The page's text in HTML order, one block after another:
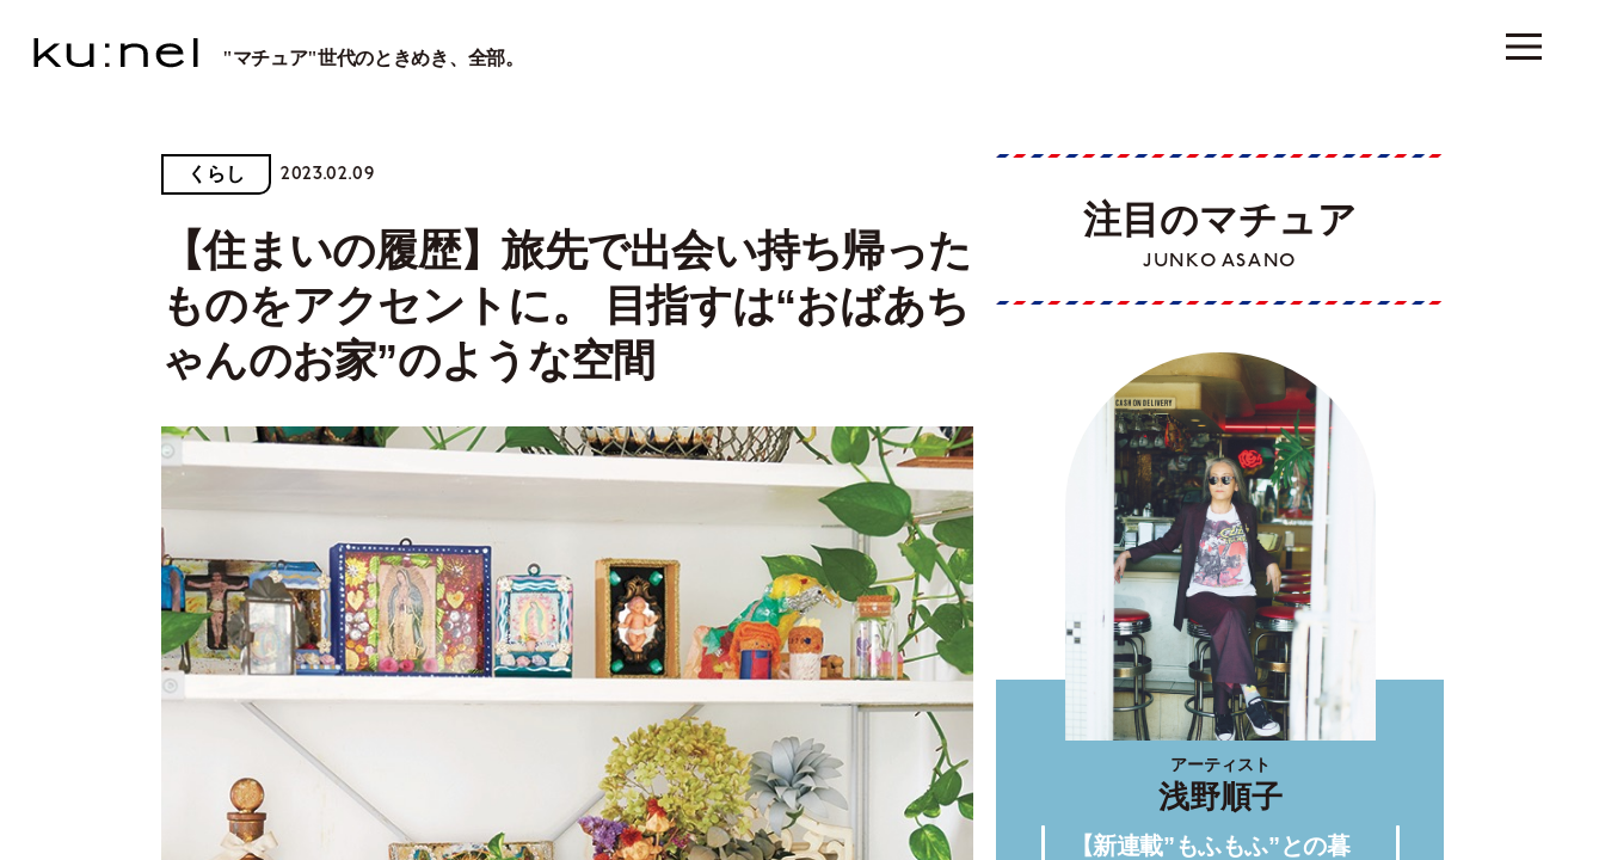
"マチュア"世代のときめき、全部。
くらし 2023.02.09
【住まいの履歴】旅先で出会い持ち帰った
ものをアクセントに。 目指すは“おばあち
ゃんのお家”のような空間
注目のマチュア
JUNKO ASANO
アーティスト
浅野順子
【新連載”もふもふ”との暮